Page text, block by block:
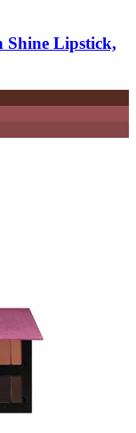
Shine Lipstick,